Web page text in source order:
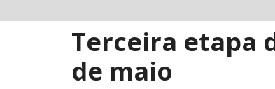
Terceira etapa
de maio